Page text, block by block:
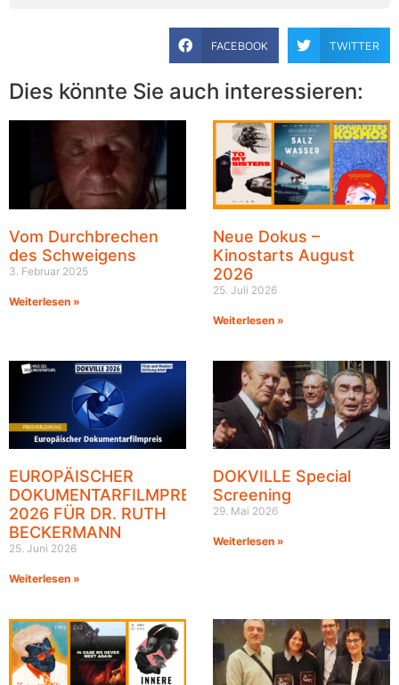
FACEBOOK TWITTER
Dies könnte Sie auch interessieren:
Vom Durchbrechen
des Schweigens
3. Februar 2025
Weiterlesen »
Neue Dokus –
Kinostarts August
2026
25. Juli 2026
Weiterlesen »
EUROPÄISCHER
DOKUMENTARFILMPREIS
2026 FÜR DR. RUTH
BECKERMANN
25. Juni 2026
Weiterlesen »
DOKVILLE Special
Screening
29. Mai 2026
Weiterlesen »